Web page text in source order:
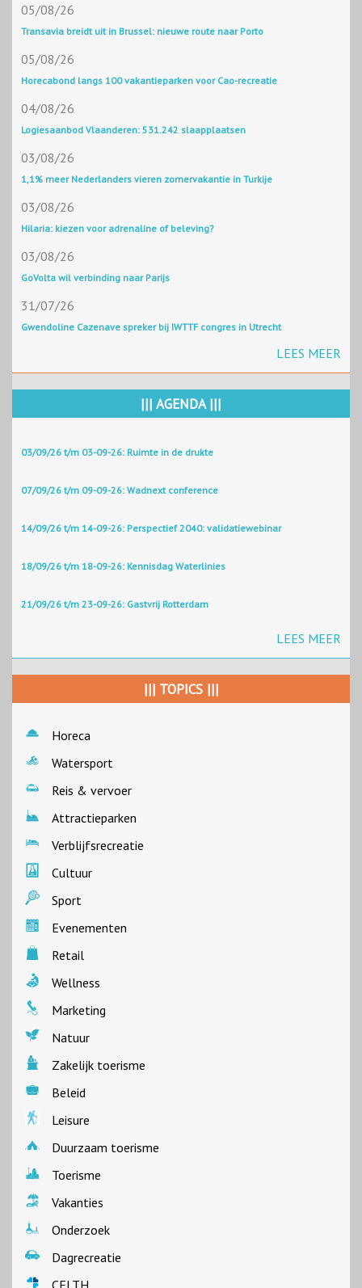
05/08/26
Transavia breidt uit in Brussel: nieuwe route naar Porto
05/08/26
Horecabond langs 100 vakantieparken voor Cao-recreatie
04/08/26
Logiesaanbod Vlaanderen: 531.242 slaapplaatsen
03/08/26
1,1% meer Nederlanders vieren zomervakantie in Turkije
03/08/26
Hilaria: kiezen voor adrenaline of beleving?
03/08/26
GoVolta wil verbinding naar Parijs
31/07/26
Gwendoline Cazenave spreker bij IWTTF congres in Utrecht
LEES MEER
||| AGENDA |||
03/09/26 t/m 03-09-26: Ruimte in de drukte
07/09/26 t/m 09-09-26: Wadnext conference
14/09/26 t/m 14-09-26: Perspectief 2040: validatiewebinar
18/09/26 t/m 18-09-26: Kennisdag Waterlinies
21/09/26 t/m 23-09-26: Gastvrij Rotterdam
LEES MEER
||| TOPICS |||
Horeca
Watersport
Reis & vervoer
Attractieparken
Verblijfsrecreatie
Cultuur
Sport
Evenementen
Retail
Wellness
Marketing
Natuur
Zakelijk toerisme
Beleid
Leisure
Duurzaam toerisme
Toerisme
Vakanties
Onderzoek
Dagrecreatie
CELTH